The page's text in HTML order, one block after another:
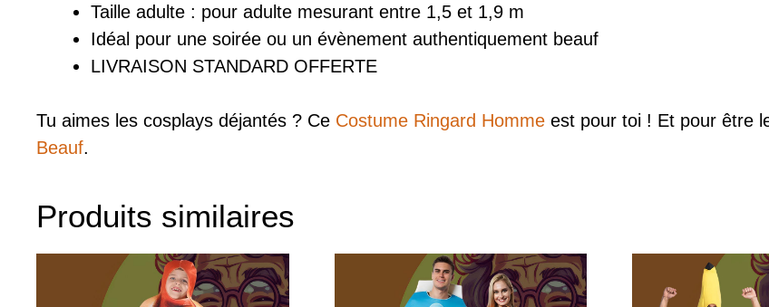
Taille adulte : pour adulte mesurant entre 1,5 et 1,9 m
Idéal pour une soirée ou un évènement authentiquement beauf
LIVRAISON STANDARD OFFERTE
Tu aimes les cosplays déjantés ? Ce Costume Ringard Homme est pour toi ! Et pour être
Beauf.
Produits similaires